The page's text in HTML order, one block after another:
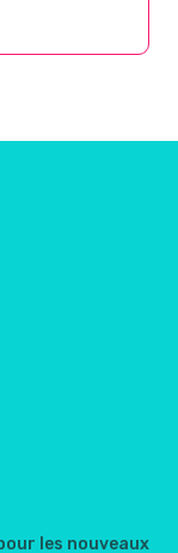
les nouveaux